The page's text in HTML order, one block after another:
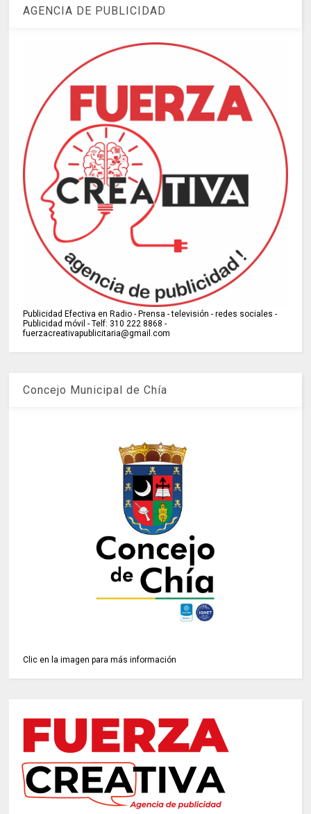
AGENCIA DE PUBLICIDAD
Publicidad Efectiva en Radio - Prensa - televisión - redes sociales -
Publicidad móvil - Telf: 310 222 8868 -
fuerzacreativapublicitaria@gmail.com
Concejo Municipal de Chía
Clic en la imagen para más información